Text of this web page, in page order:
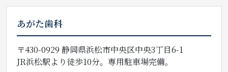
あがた歯科
〒430-0929 静岡県浜松市中央区中央3丁目6-1
JR浜松駅より徒歩10分。専用駐車場完備。